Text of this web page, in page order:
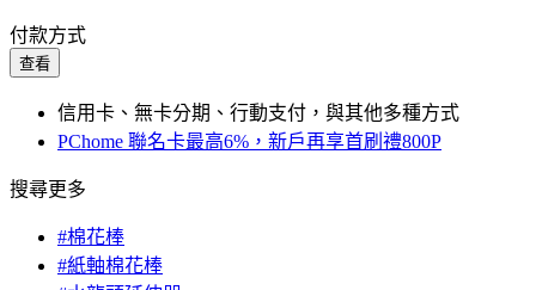
付款方式
查看
信用卡、無卡分期、行動支付，與其他多種方式
PChome 聯名卡最高6%，新戶再享首刷禮800P
搜尋更多
#棉花棒
#紙軸棉花棒